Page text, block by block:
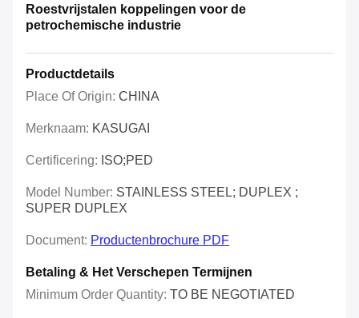
Roestvrijstalen koppelingen voor de
petrochemische industrie
Productdetails
Place Of Origin: CHINA
Merknaam: KASUGAI
Certificering: ISO;PED
Model Number: STAINLESS STEEL; DUPLEX ;
SUPER DUPLEX
Document: Productenbrochure PDF
Betaling & Het Verschepen Termijnen
Minimum Order Quantity: TO BE NEGOTIATED